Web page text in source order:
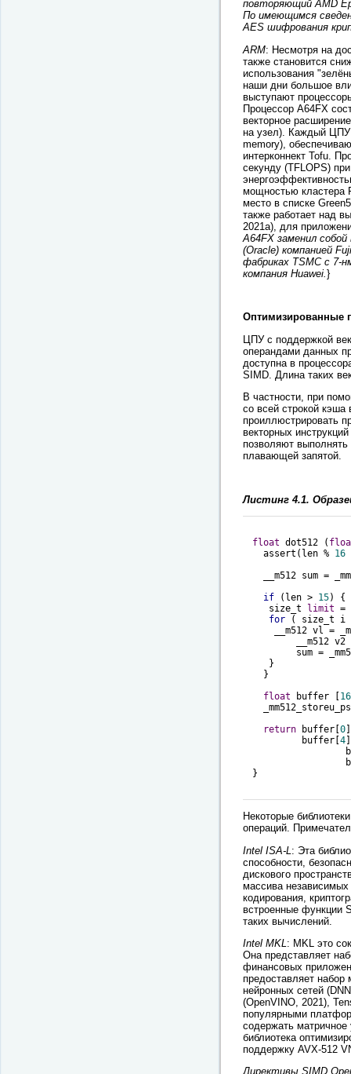
повторяющий AMD
По имеющимся
AES шифрования
ARM: Несмотря на
также становится
использования
наши дни большое
выступают
Процессор A64FX
векторное
на узел). Каждый ЦПУ
memory),
интерконнект Tofu.
секунду (TFLOPS)
мощностью кластера
место в списке
также работает над
2021a), для
A64FX заменил
(Oracle) компанией
фабриках TSMC с 7-
компания Huawei. }
Оптимизированные
ЦПУ с поддержкой
операндами данных
доступна в
SIMD. Длина таких
В частности, при
со всей строкой кэша
проиллюстрировать
векторных
позволяют
плавающей запятой.
Листинг 4.1.
float dot512 (
  assert(len %
16
__m512 sum =
if (len > 15) {
   size_t
limit =
for ( size_t i
__m512 vl =
   }
  }
float buffer [ 16
return buffer[ 0
         buffer[
4
}
Некоторые
операций.
Intel ISA-L : Эта
способности,
дискового
массива независимых
кодирования,
встроенные функции
таких вычислений.
Intel MKL: MKL это
Она представляет
финансовых
предоставляет набор
нейронных сетей
(OpenVINO, 2021),
популярными
содержать
библиотека
поддержку AVX-512
Директивы SIMD